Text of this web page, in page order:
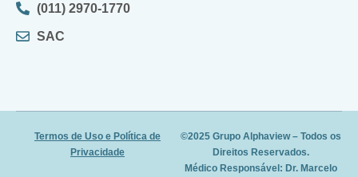
(011) 2970-1770
SAC
©2025 Grupo Alphaview – Todos os
Direitos Reservados.
Médico Responsável: Dr. Marcelo
Termos de Uso e Política de
Privacidade